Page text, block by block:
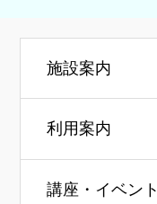
施設案内
利用案内
講座・イベント